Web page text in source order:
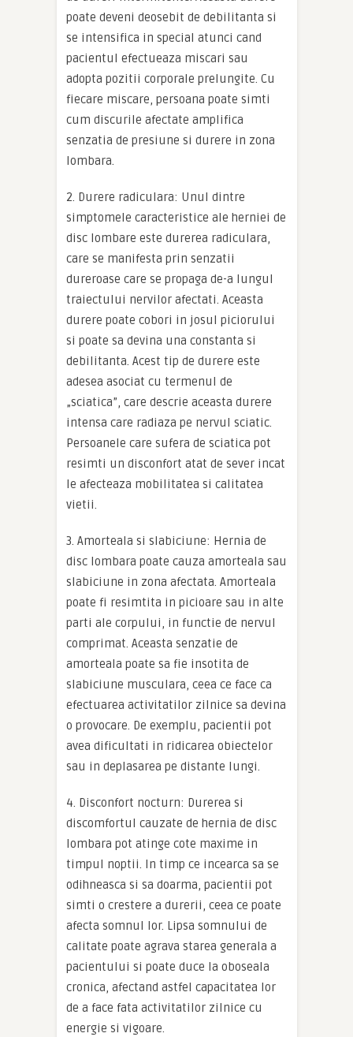
poate deveni deosebit de debilitanta si
se intensifica in special atunci cand
pacientul efectueaza miscari sau
adopta pozitii corporale prelungite. Cu
fiecare miscare, persoana poate simti
cum discurile afectate amplifica
senzatia de presiune si durere in zona
lombara.
2. Durere radiculara: Unul dintre
simptomele caracteristice ale herniei de
disc lombare este durerea radiculara,
care se manifesta prin senzatii
dureroase care se propaga de-a lungul
traiectului nervilor afectati. Aceasta
durere poate cobori in josul piciorului
si poate sa devina una constanta si
debilitanta. Acest tip de durere este
adesea asociat cu termenul de
„sciatica”, care descrie aceasta durere
intensa care radiaza pe nervul sciatic.
Persoanele care sufera de sciatica pot
resimti un disconfort atat de sever incat
le afecteaza mobilitatea si calitatea
vietii.
3. Amorteala si slabiciune: Hernia de
disc lombara poate cauza amorteala sau
slabiciune in zona afectata. Amorteala
poate fi resimtita in picioare sau in alte
parti ale corpului, in functie de nervul
comprimat. Aceasta senzatie de
amorteala poate sa fie insotita de
slabiciune musculara, ceea ce face ca
efectuarea activitatilor zilnice sa devina
o provocare. De exemplu, pacientii pot
avea dificultati in ridicarea obiectelor
sau in deplasarea pe distante lungi.
4. Disconfort nocturn: Durerea si
discomfortul cauzate de hernia de disc
lombara pot atinge cote maxime in
timpul noptii. In timp ce incearca sa se
odihneasca si sa doarma, pacientii pot
simti o crestere a durerii, ceea ce poate
afecta somnul lor. Lipsa somnului de
calitate poate agrava starea generala a
pacientului si poate duce la oboseala
cronica, afectand astfel capacitatea lor
de a face fata activitatilor zilnice cu
energie si vigoare.